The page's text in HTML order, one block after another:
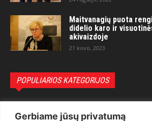
Gerbiame jūsų privatumą
Maitvanagių puota
didelio karo ir
akivaizdoje
21 kovo, 2023
POPULIARIOS KATEGORIJOS